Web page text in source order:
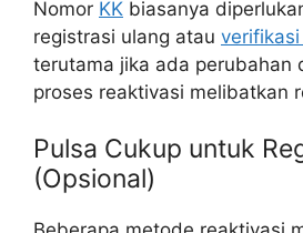
Nomor KK biasanya
registrasi ulang atau
terutama jika ada perubahan
proses reaktivasi melibatkan
Pulsa Cukup untuk
(Opsional)